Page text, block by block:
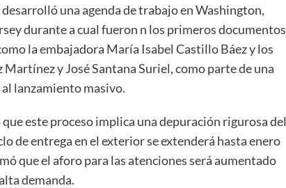
una agenda de trabajo en Washington,
durante a cual fueron n los primeros documentos
la embajadora María Isabel Castillo Báez y los
Martínez y José Santana Suriel, como parte de una
lanzamiento masivo.
este proceso implica una depuración rigurosa del
de entrega en el exterior se extenderá hasta enero
que el aforo para las atenciones será aumentado
demanda.